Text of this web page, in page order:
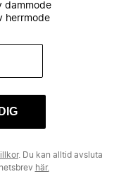
dammode
herrmode
. Du kan alltid avsluta
här.